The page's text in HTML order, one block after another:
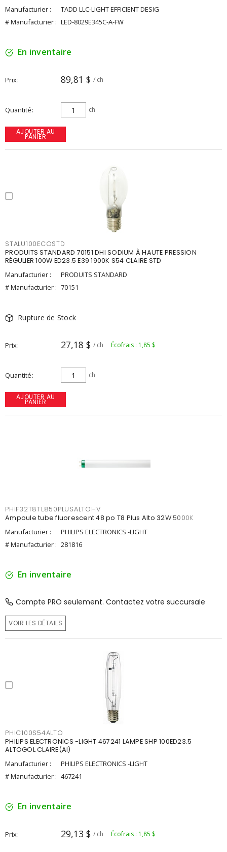
Manufacturier :
TADD LLC-LIGHT EFFICIENT DESIG
# Manufacturier : LED-8029E345C-A-FW
En inventaire
Prix 89,81 $ / ch
Quantité ch
AJOUTER AU
PANIER
STALU100ECOSTD
PRODUITS STANDARD 70151 DHI SODIUM À HAUTE PRESSION
RÉGULIER 100W ED23.5 E39 1900K S54 CLAIRE STD
Manufacturier :
PRODUITS STANDARD
# Manufacturier : 70151
Rupture de Stock
Prix 27,18 $ / ch Écofrais : 1,85 $
Quantité ch
AJOUTER AU
PANIER
PHIF32T8TL850PLUSALTOHV
Ampoule tube fluorescent 48 po T8 Plus Alto 32W 5000K
Manufacturier :
PHILIPS ELECTRONICS -LIGHT
# Manufacturier : 281816
En inventaire
Compte PRO seulement. Contactez votre succursale
VOIR LES DÉTAILS
PHIC100S54ALTO
PHILIPS ELECTRONICS -LIGHT 467241 LAMPE SHP 100ED23.5
ALTOGOL CLAIRE(AI)
Manufacturier :
PHILIPS ELECTRONICS -LIGHT
# Manufacturier : 467241
En inventaire
Prix 29,13 $ / ch Écofrais : 1,85 $